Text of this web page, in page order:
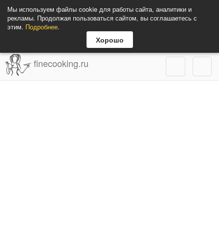
Мы используем файлы cookie для работы сайта, аналитики и
рекламы. Продолжая пользоваться сайтом, вы соглашаетесь с
этим. Подробнее.
Хорошо
finecooking.ru